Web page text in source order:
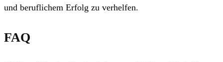
und beruflichem Erfolg zu verhelfen.
FAQ